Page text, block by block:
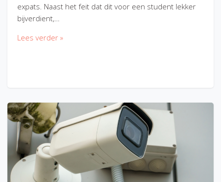
expats. Naast het feit dat dit voor een student lekker
bijverdient,…
Lees verder »